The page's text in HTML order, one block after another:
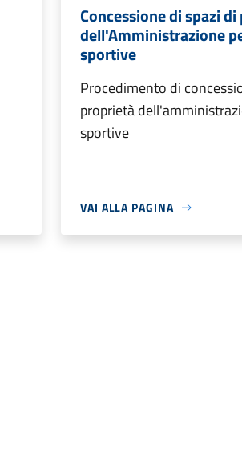
Concessione di spazi
dell'Amministrazione
sportive
Procedimento di
proprietà
sportive
VAI ALLA PAGINA